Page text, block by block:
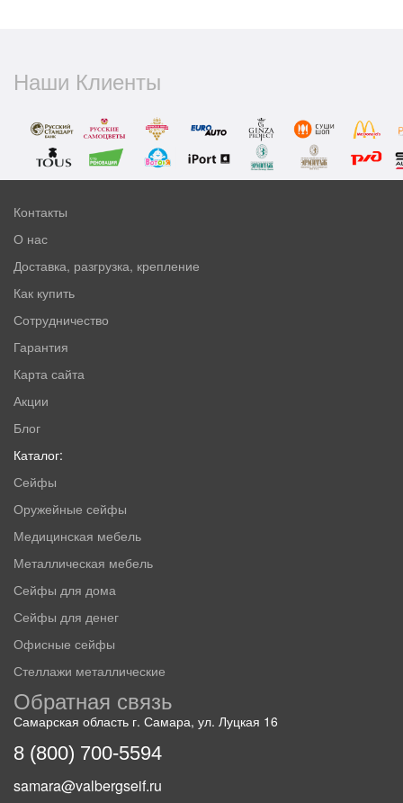
Наши Клиенты
Контакты
О нас
Доставка, разгрузка, крепление
Как купить
Сотрудничество
Гарантия
Карта сайта
Акции
Блог
Каталог:
Сейфы
Оружейные сейфы
Медицинская мебель
Металлическая мебель
Сейфы для дома
Сейфы для денег
Офисные сейфы
Стеллажи металлические
Обратная связь
Самарская область г. Самара, ул. Луцкая 16
8 (800) 700-5594
samara@valbergseif.ru